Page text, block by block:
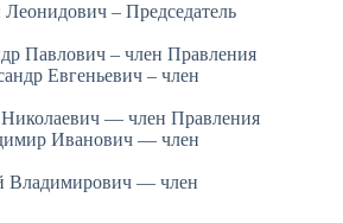
– Председатель
Павлович – член Правления
Евгеньевич – член
— член Правления
Иванович — член
Владимирович — член